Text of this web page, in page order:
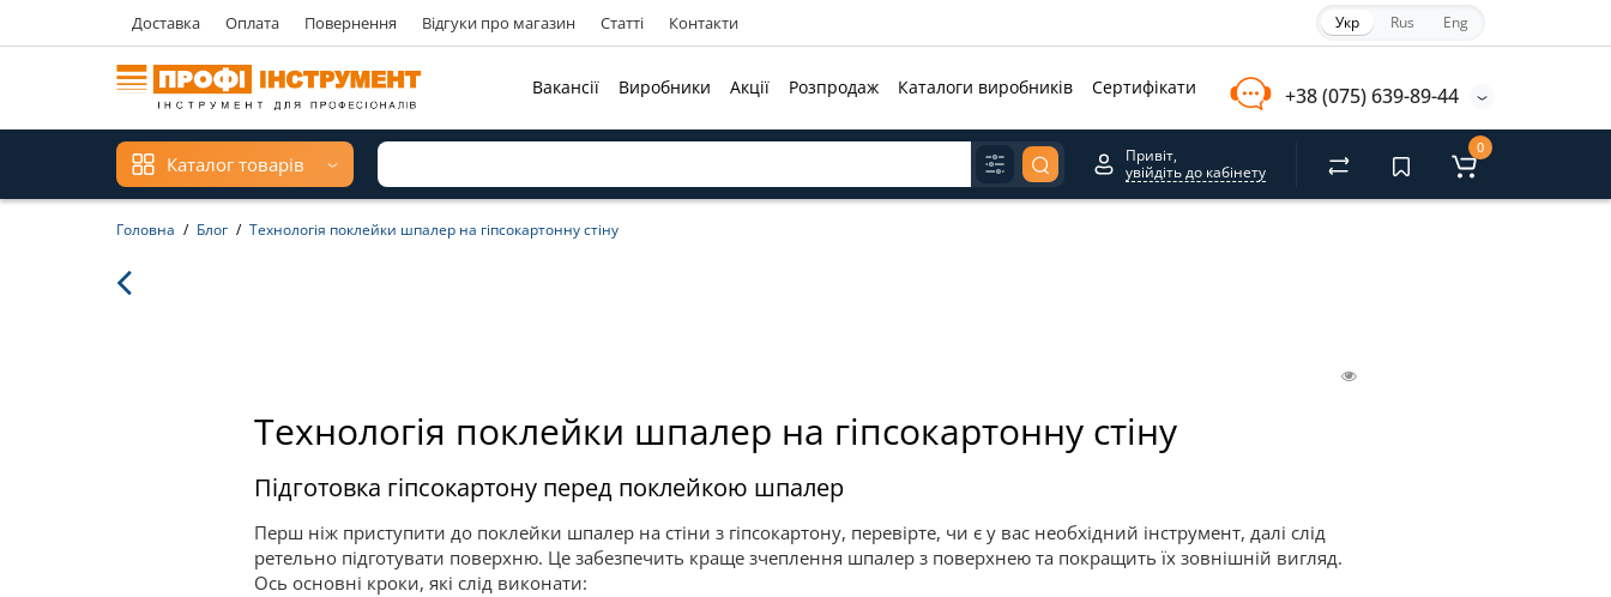
Доставка Оплата Повернення Відгуки про магазин Статті Контакти Укр Rus Eng
+38 (075) 639-89-44
Вакансії Виробники Акції Розпродаж Каталоги виробників Сертифікати
Каталог товарів
Привіт,
увійдіть до кабінету
0
Головна Блог Технологія поклейки шпалер на гіпсокартонну стіну
Технологія поклейки шпалер на гіпсокартонну стіну
Підготовка гіпсокартону перед поклейкою шпалер
Перш ніж приступити до поклейки шпалер на стіни з гіпсокартону, перевірте, чи є у вас необхідний інструмент, далі слід
ретельно підготувати поверхню. Це забезпечить краще зчеплення шпалер з поверхнею та покращить їх зовнішній вигляд.
Ось основні кроки, які слід виконати: